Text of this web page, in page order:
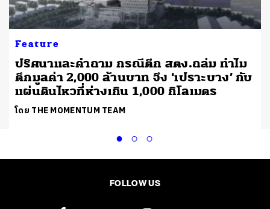
Feature
ปริศนาและคำถาม กรณีตึก สตง.ถล่ม ทำไม
ตึกมูลค่า 2,000 ล้านบาท จึง ‘เปราะบาง’ กับ
แผ่นดินไหวที่ห่างเกิน 1,000 กิโลเมตร
โดย THE MOMENTUM TEAM
FOLLOW US